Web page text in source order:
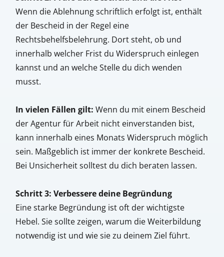
Wenn die Ablehnung schriftlich erfolgt ist, enthält
der Bescheid in der Regel eine
Rechtsbehelfsbelehrung. Dort steht, ob und
innerhalb welcher Frist du Widerspruch einlegen
kannst und an welche Stelle du dich wenden
musst.
In vielen Fällen gilt: Wenn du mit einem Bescheid
der Agentur für Arbeit nicht einverstanden bist,
kann innerhalb eines Monats Widerspruch möglich
sein. Maßgeblich ist immer der konkrete Bescheid.
Bei Unsicherheit solltest du dich beraten lassen.
Schritt 3: Verbessere deine Begründung
Eine starke Begründung ist oft der wichtigste
Hebel. Sie sollte zeigen, warum die Weiterbildung
notwendig ist und wie sie zu deinem Ziel führt.